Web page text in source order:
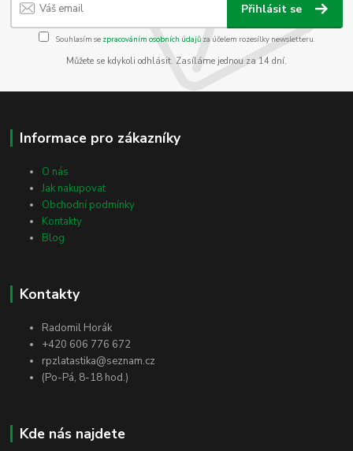
Přihlásit se
Souhlasím se zpracováním osobních údajůza účelem rozesílky newsletteru.
Můžete se kdykoli odhlásit. Zasíláme jednou za 14 dní.
Informace pro zákazníky
O nás
Jak nakupovat
Obchodní podmínky
Kontakty
Blog
Kontakty
Radomil Horák
+420 606 776 672
rpzlatastika@seznam.cz
(Po-Pá, 8-18 hod.)
Kde nás najdete